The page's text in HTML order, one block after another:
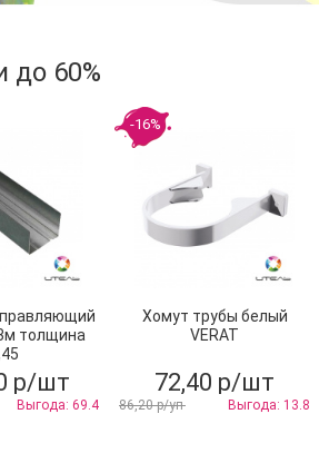
до 60%
толщина
р/шт
Выгода: 69.4
-16%
Хомут трубы белый
VERAT
72,40 р/шт
86,20 р/уп Выгода: 13.8